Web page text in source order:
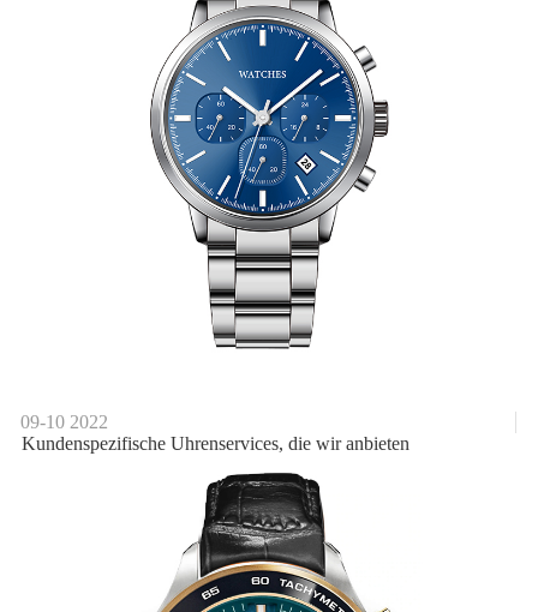
09-10 2022
Kundenspezifische Uhrenservices, die wir anbieten